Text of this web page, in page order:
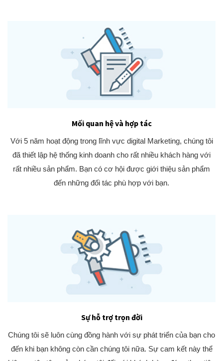
Mối quan hệ và hợp tác
Với 5 năm hoạt động trong lĩnh vực digital Marketing, chúng tôi
đã thiết lập hệ thống kinh doanh cho rất nhiều khách hàng với
rất nhiều sản phẩm. Bạn có cơ hội được giới thiệu sản phẩm
đến những đối tác phù hợp với bạn.
Sự hỗ trợ trọn đời
Chúng tôi sẽ luôn cùng đồng hành với sự phát triển của bạn cho
đến khi bạn không còn cần chúng tôi nữa. Sự cam kết này thể